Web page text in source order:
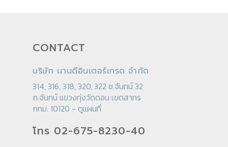
CONTACT
บริษัท นานดีอินเตอร์เทรด จำกัด
314, 316, 318, 320, 322 ซ.จันทน์ 32
ถ.จันทน์ แขวงทุ่งวัดดอน เขตสาทร
กทม. 10120 - ดูแผนที่
โทร 02-675-8230-40